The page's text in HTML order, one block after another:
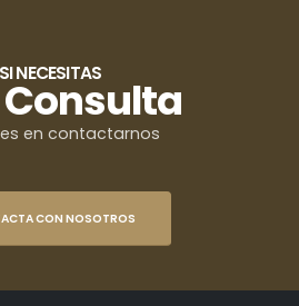
SI NECESITAS
en contactarnos
CON NOSOTROS